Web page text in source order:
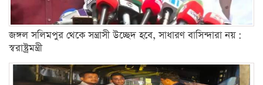
জঙ্গল সলিমপুর থেকে সন্ত্রাসী উচ্ছেদ হবে, সাধারণ বাসিন্দারা নয় :
স্বরাষ্ট্রমন্ত্রী